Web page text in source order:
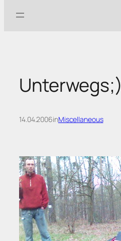
Unterwegs;)
14.04.2006inMiscellaneous